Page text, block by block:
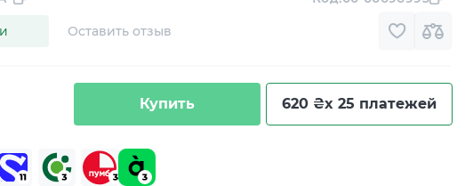
Оставить отзыв
Купить 620 ₴x 25 платежей